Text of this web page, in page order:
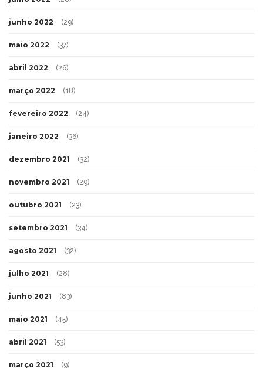
junho 2022 (29)
maio 2022 (37)
abril 2022 (26)
março 2022 (18)
fevereiro 2022 (24)
janeiro 2022 (36)
dezembro 2021 (32)
novembro 2021 (29)
outubro 2021 (23)
setembro 2021 (34)
agosto 2021 (32)
julho 2021 (28)
junho 2021 (83)
maio 2021 (45)
abril 2021 (53)
março 2021 (9)